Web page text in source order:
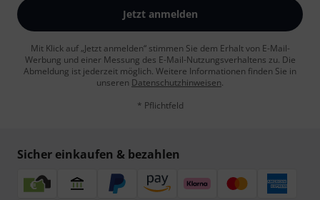
Jetzt anmelden
Mit Klick auf „Jetzt anmelden“ stimmen Sie dem Erhalt von E-Mail-
Werbung und einer Messung des E-Mail-Nutzungsverhaltens zu. Die
Abmeldung ist jederzeit möglich. Weitere Informationen finden Sie in
unseren Datenschutzhinweisen.
* Pflichtfeld
Sicher einkaufen & bezahlen